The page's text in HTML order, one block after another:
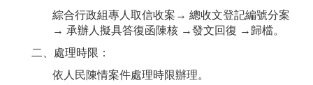
綜合行政組專人取信收案→ 總收文登記編號分案
→ 承辦人擬具答復函陳核 →發文回復 →歸檔。
二、處理時限：
依人民陳情案件處理時限辦理。